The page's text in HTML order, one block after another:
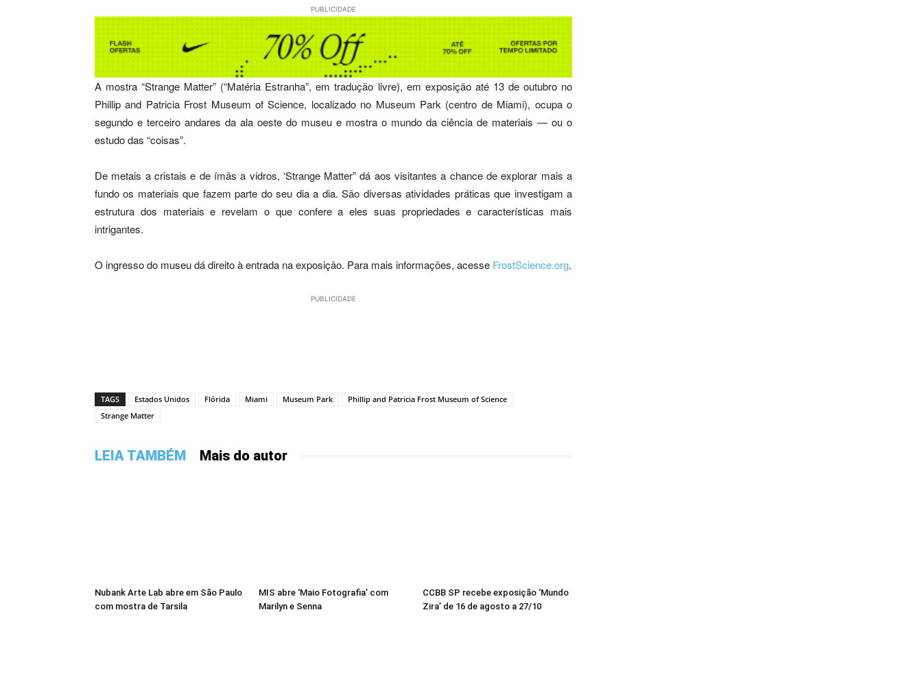
PUBLICIDADE
A mostra “Strange Matter” (“Matéria Estranha”, em tradução livre), em exposição até 13 de outubro no
Phillip and Patricia Frost Museum of Science, localizado no Museum Park (centro de Miami), ocupa o
segundo e terceiro andares da ala oeste do museu e mostra o mundo da ciência de materiais — ou o
estudo das “coisas”.
De metais a cristais e de ímãs a vidros, ‘Strange Matter” dá aos visitantes a chance de explorar mais a
fundo os materiais que fazem parte do seu dia a dia. São diversas atividades práticas que investigam a
estrutura dos materiais e revelam o que confere a eles suas propriedades e características mais
intrigantes.
O ingresso do museu dá direito à entrada na exposição. Para mais informações, acesse FrostScience.org.
PUBLICIDADE
TAGS Estados Unidos Flórida Miami Museum Park
Phillip and Patricia Frost Museum of Science
Strange Matter
LEIA TAMBÉM Mais do autor
Nubank Arte Lab abre em São Paulo
com mostra de Tarsila
MIS abre ‘Maio Fotografia’ com
Marilyn e Senna
CCBB SP recebe exposição ‘Mundo
Zira’ de 16 de agosto a 27/10